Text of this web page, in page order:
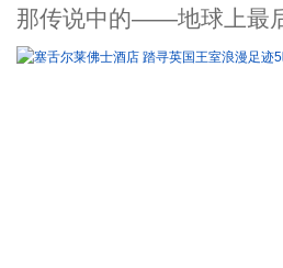
那传说中的——地球上最